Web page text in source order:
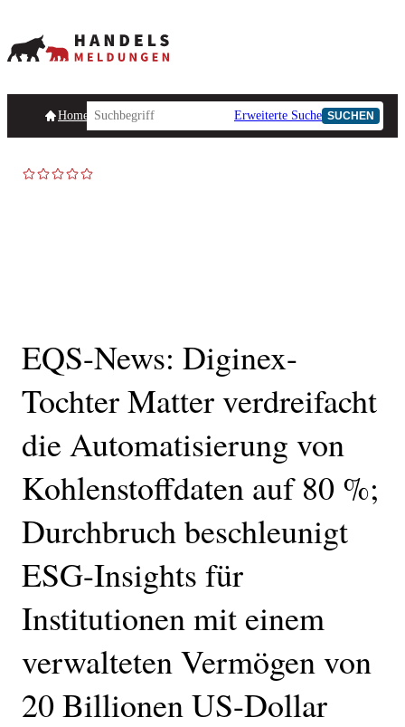
HomepageHandelsmeldungen Ad-Hoc-Meldungen
Erweiterte Suche SUCHEN
EQS-News: Diginex-
Tochter Matter verdreifacht
die Automatisierung von
Kohlenstoffdaten auf 80 %;
Durchbruch beschleunigt
ESG-Insights für
Institutionen mit einem
verwalteten Vermögen von
20 Billionen US-Dollar